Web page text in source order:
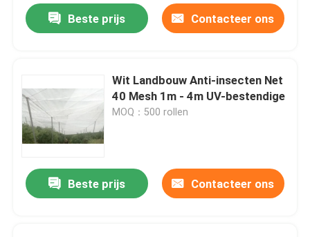
Beste prijs Contacteer ons
Wit Landbouw Anti-insecten Net
40 Mesh 1m - 4m UV-bestendige
MOQ：500 rollen
Beste prijs Contacteer ons